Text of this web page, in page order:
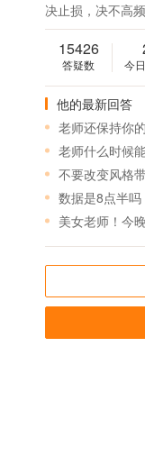
决止损，决不高
15426
答疑数 今
他的最新回答
数据是8点半吗